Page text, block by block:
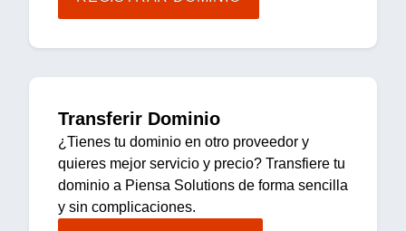
Transferir Dominio
¿Tienes tu dominio en otro proveedor y
quieres mejor servicio y precio? Transfiere tu
dominio a Piensa Solutions de forma sencilla
y sin complicaciones.